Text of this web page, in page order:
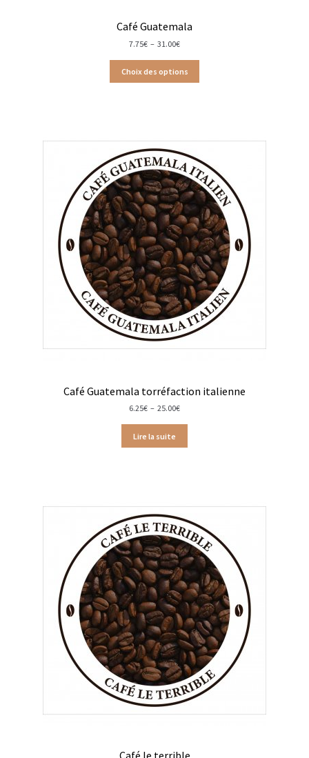
Coffrets de gourmandises sucrées
Coffrets chocolatés
Coffrets infusions
Coffrets thés
Conditionnement de nos thés et infusions
Conditions générales de ventes et mentions légales
Contactez-nous
Diffuseurs de parfum
Autour de bébé à broder
Doudous à broder
Sacs et cartables à broder
Epicerie fine
Aide culinaire
Coffrets aide culinaire
Café Guatemala
7.75€ – 31.00€Plage
prix :
7.75€
à
Choix des options
Café Guatemala torréfaction italienne
6.25€ – 25.00€Plage
prix :
à
Lire la suite